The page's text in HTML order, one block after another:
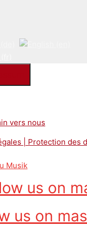
vers nous
| Protection des